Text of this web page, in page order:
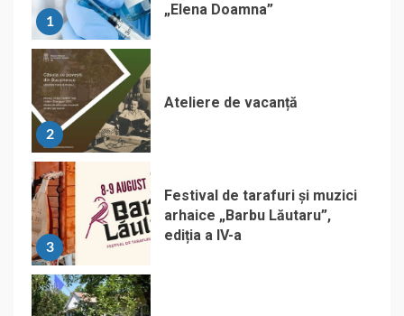
1
„Elena Doamna”
2
Ateliere de vacanță
3
Festival de tarafuri și muzici
arhaice „Barbu Lăutaru”,
ediția a IV-a